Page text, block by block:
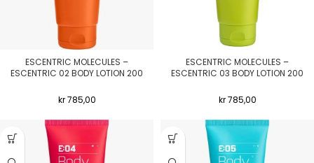
ESCENTRIC MOLECULES –
ESCENTRIC 02 BODY LOTION 200
kr785,00
ESCENTRIC MOLECULES –
ESCENTRIC 03 BODY LOTION 200
kr785,00